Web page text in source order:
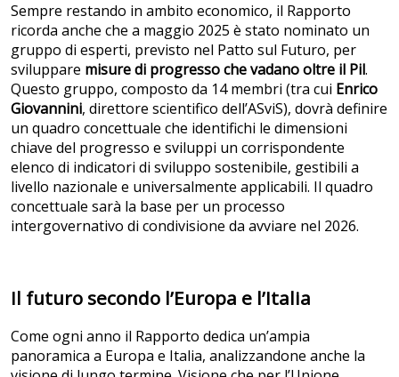
Sempre restando in ambito economico, il Rapporto
ricorda anche che a maggio 2025 è stato nominato un
gruppo di esperti, previsto nel Patto sul Futuro, per
sviluppare misure di progresso che vadano oltre il Pil.
Questo gruppo, composto da 14 membri (tra cui Enrico
Giovannini, direttore scientifico dell’ASviS), dovrà definire
un quadro concettuale che identifichi le dimensioni
chiave del progresso e sviluppi un corrispondente
elenco di indicatori di sviluppo sostenibile, gestibili a
livello nazionale e universalmente applicabili. Il quadro
concettuale sarà la base per un processo
intergovernativo di condivisione da avviare nel 2026.
Il futuro secondo l’Europa e l’Italia
Come ogni anno il Rapporto dedica un’ampia
panoramica a Europa e Italia, analizzandone anche la